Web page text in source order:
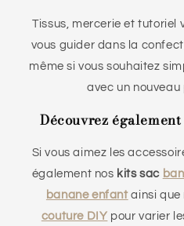
Tissus, mercerie et tutoriel
vous guider dans la
même si vous souhaitez
avec un
Découvrez
Si vous aimez les
également nos kits sac
banane enfantainsi que
couture DIY pour varier